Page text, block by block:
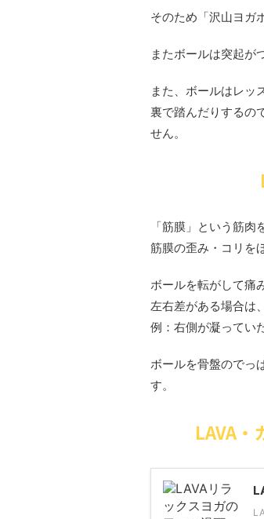
そのため「沢山ヨガ
またボールは突起が
また、ボールはレッ
裏で踏んだりするの
せん。
「筋膜」という筋
筋膜の歪み・コリを
ボールを転がして痛
左右差がある場合は
例：右側が凝ってい
ボールを骨盤のでっ
す。
LAVA・